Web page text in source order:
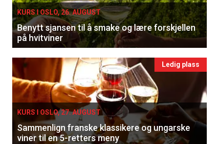
KURS I OSLO, 26. AUGUST
Benytt sjansen til å smake og lære forskjellen
på hvitviner
Ledig plass
KURS I OSLO, 27. AUGUST
Sammenlign franske klassikere og ungarske
viner til en 5-retters meny